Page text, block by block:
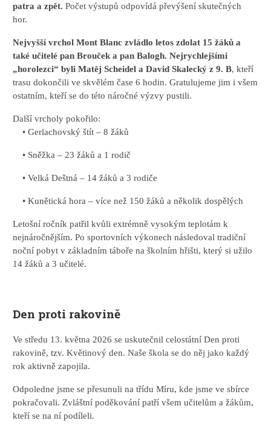
patra a zpět.Počet výstupů odpovídá převýšení skutečných
hor.
Nejvyšší vrchol Mont Blanc zvládlo letos zdolat 15 žáků a
také učitelé pan Brouček a pan Balogh. Nejrychlejšími
„horolezci“ byli Matěj Scheidel a David Skalecký z 9. B, kteří
trasu dokončili ve skvělém čase 6 hodin. Gratulujeme jim i všem
ostatním, kteří se do této náročné výzvy pustili.
Další vrcholy pokořilo:
• Gerlachovský štít – 8 žáků
• Sněžka – 23 žáků a 1 rodič
• Velká Deštná – 14 žáků a 3 rodiče
• Kunětická hora – více než 150 žáků a několik dospělých
Letošní ročník patřil kvůli extrémně vysokým teplotám k
nejnáročnějším. Po sportovních výkonech následoval tradiční
noční pobyt v základním táboře na školním hřišti, který si užilo
14 žáků a 3 učitelé.
Den proti rakovině
Ve středu 13. května 2026 se uskutečnil celostátní Den proti
rakovině, tzv. Květinový den. Naše škola se do něj jako každý
rok aktivně zapojila.
Odpoledne jsme se přesunuli na třídu Míru, kde jsme ve sbírce
pokračovali. Zvláštní poděkování patří všem učitelům a žákům,
kteří se na ní podíleli.